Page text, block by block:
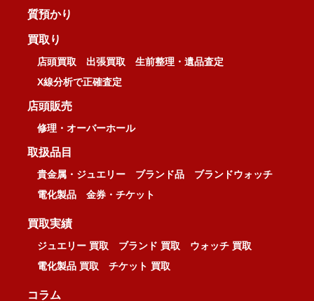
質預かり
買取り
店頭買取 出張買取
生前整理・遺品査定
X線分析で正確査定
店頭販売
修理・オーバーホール
取扱品目
貴金属・ジュエリー ブランド品
ブランドウォッチ
電化製品
金券・チケット
買取実績
ジュエリー 買取 ブランド 買取
ウォッチ 買取
電化製品 買取
チケット 買取
コラム